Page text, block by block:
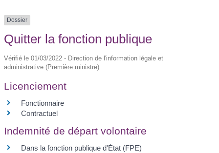
Dossier
Quitter la fonction publique
Vérifié le 01/03/2022 - Direction de l'information légale et
administrative (Première ministre)
Licenciement
Fonctionnaire
Contractuel
Indemnité de départ volontaire
Dans la fonction publique d'État (FPE)